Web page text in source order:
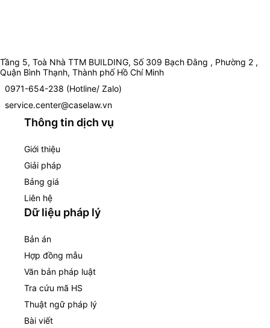
Tầng 5, Toà Nhà TTM BUILDING, Số 309 Bạch Đằng , Phường 2 ,
Quận Bình Thạnh, Thành phố Hồ Chí Minh
0971-654-238 (Hotline/ Zalo)
service.center@caselaw.vn
Thông tin dịch vụ
Giới thiệu
Giải pháp
Bảng giá
Liên hệ
Dữ liệu pháp lý
Bản án
Hợp đồng mẫu
Văn bản pháp luật
Tra cứu mã HS
Thuật ngữ pháp lý
Bài viết